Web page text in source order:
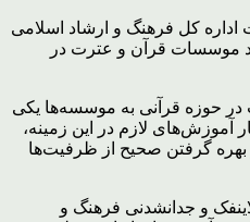
کل فرهنگ و ارشاد اسلامی
این ۶ مجوز تعداد موسسات قرآن و عترت در
در حوزه قرآنی به موسسه‌ها یکی
آموزش‌های لازم در این زمینه،
بهره گرفتن صحیح از ظرفیت‌ها
و جدانشدنی فرهنگ و